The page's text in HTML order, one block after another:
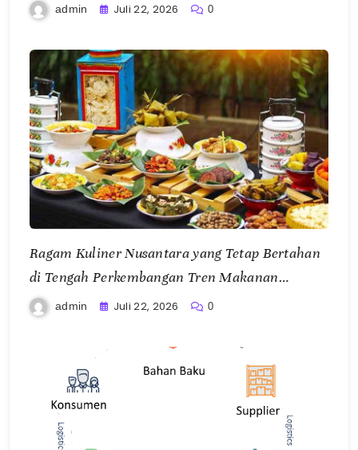
admin Juli 22, 2026 0
Ragam Kuliner Nusantara yang Tetap Bertahan
di Tengah Perkembangan Tren Makanan
Modern
admin Juli 22, 2026 0